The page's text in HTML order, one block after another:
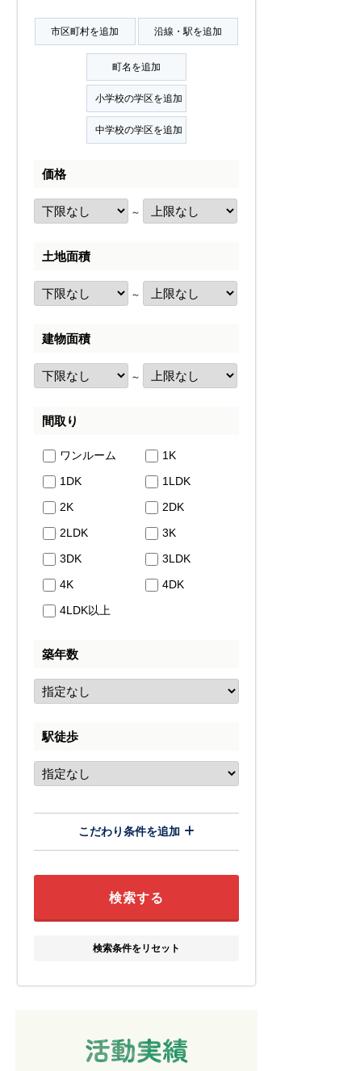
価格
～
土地面積
～
建物面積
～
間取り
ワンルーム
1K
1DK
1LDK
2K
2DK
2LDK
3K
3DK
3LDK
4K
4DK
4LDK以上
築年数
駅徒歩
こだわり条件を追加
検索条件をリセット